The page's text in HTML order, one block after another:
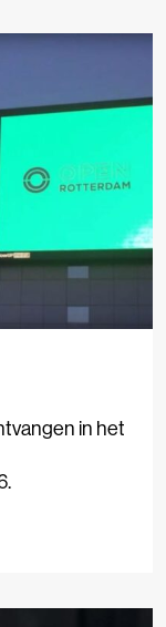
in het